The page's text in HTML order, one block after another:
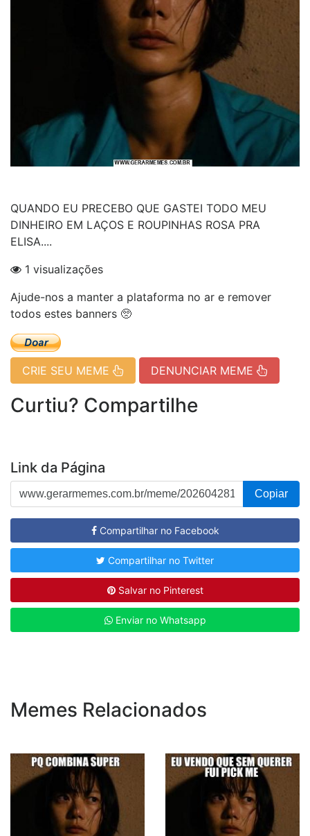
QUANDO EU PRECEBO QUE GASTEI TODO MEU
DINHEIRO EM LAÇOS E ROUPINHAS ROSA PRA
ELISA....
1 visualizações
Ajude-nos a manter a plataforma no ar e remover
todos estes banners 🥺
CRIE SEU MEME DENUNCIAR MEME
Curtiu? Compartilhe
Link da Página
Copiar
Compartilhar no Facebook
Compartilhar no Twitter
Salvar no Pinterest
Enviar no Whatsapp
Memes Relacionados